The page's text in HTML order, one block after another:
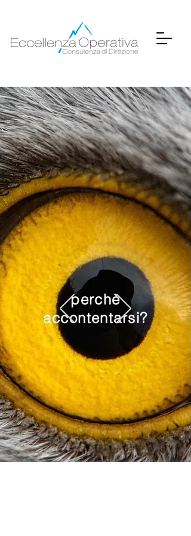
Operational Excellence
perchè
accontentarsi?